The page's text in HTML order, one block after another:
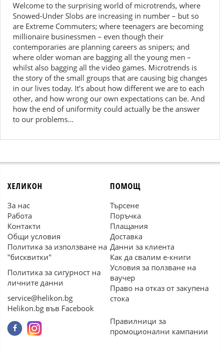
Welcome to the surprising world of microtrends, where
Snowed-Under Slobs are increasing in number – but so
are Extreme Commuters; where teenagers are becoming
millionaire businessmen – even though their
contemporaries are planning careers as snipers; and
where older woman are bagging all the young men –
whilst also bagging all the video games. Microtrends is
the story of the small groups that are causing big changes
in our lives today. It’s about how different we are to each
other, and how wrong our own expectations can be. And
how the end of uniformity could actually be the answer
to our problems...
ХЕЛИКОН
За нас
Работа
Контакти
Общи условия
Политика за използване на
"бисквитки"
Политика за сигурност на
личните данни
service@helikon.bg
Helikon.bg във Facebook
ПОМОЩ
Търсене
Поръчка
Плащания
Доставка
Данни за клиента
Как да свалим е-книги
Условия за ползване на
ваучер
Право на отказ от закупена
стока
Правилници за
промоционални кампании